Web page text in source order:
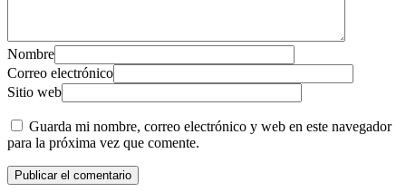
Nombre
Correo electrónico
Sitio web
Guarda mi nombre, correo electrónico y web en este navegador
para la próxima vez que comente.